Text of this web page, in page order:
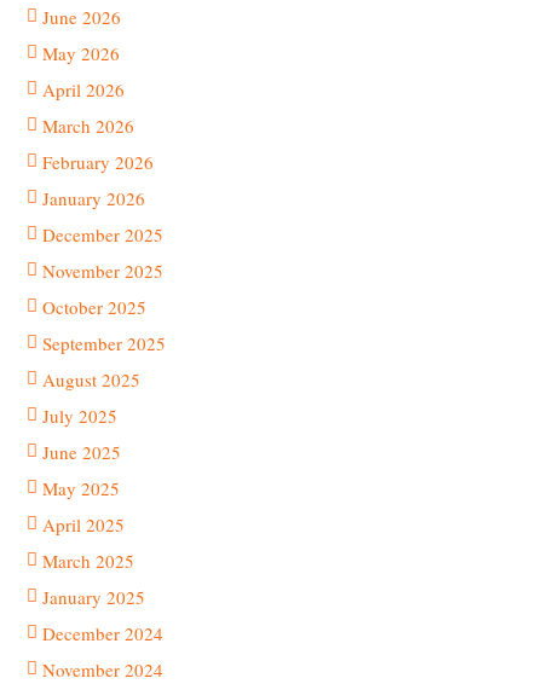
June 2026
May 2026
April 2026
March 2026
February 2026
January 2026
December 2025
November 2025
October 2025
September 2025
August 2025
July 2025
June 2025
May 2025
April 2025
March 2025
January 2025
December 2024
November 2024